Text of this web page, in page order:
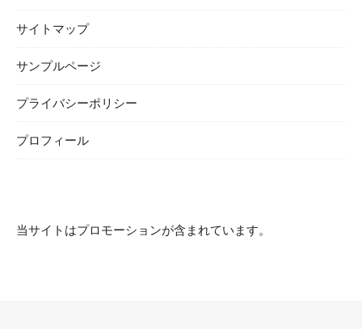
サイトマップ
サンプルページ
プライバシーポリシー
プロフィール
当サイトはプロモーションが含まれています。